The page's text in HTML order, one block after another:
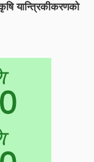
यान्त्रिकीकरणको